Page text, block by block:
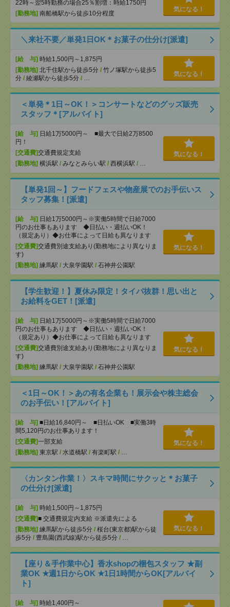
22時～翌5時勤務の場合25％割増：時給1750円
[勤務地] 南船橋駅から徒歩10分程度
気になる！
＼来社不要／単発1日OK＊お菓子の仕分け[派遣]
[給 与] 時給1,500円～1,875円
[勤務地] 北千住駅から徒歩5分 / 竹ノ塚駅から徒歩5
分 / 綾瀬駅から徒歩5分 / …
気になる！
＜単発＊1日～OK！＞コンサートなどのグッズ販売
スタッフ＊[アルバイト]
[給 与] 日給1万5000円～ ■最大で日給2万8500
円！
[交通費]交通費規定支給
[勤務地] 横浜駅 / みなとみらい駅 / 西横浜駅 / …
気になる！
【単発1回～】フードフェスや物産展でのお手伝いス
タッフ募集！[派遣]
[給 与] 日給1万5000円～※実働5時間で日給7000
円のお仕事もあります ◆日払い・週払いOK！
（規定あり）◆お仕事によって日給も異なります
[交通費]交通費別途支給あり(勤務地により異なりま
す)
[勤務地] 練馬駅 / 大泉学園駅 / 石神井公園駅
気になる！
【学生歓迎！】夏休み限定！タイパ抜群！思い出と
お給料をGET！[派遣]
[給 与] 日給1万5000円～※実働5時間で日給7000
円のお仕事もあります ◆日払い・週払いOK！
（規定あり）◆お仕事によって日給も異なります
[交通費]交通費別途支給あり(勤務地により異なりま
す)
[勤務地] 練馬駅 / 大泉学園駅 / 石神井公園駅
気になる！
＜1日～OK！＞あの有名企業も！展示会や株主総会
のお手伝い！[アルバイト]
[給 与] ■日給16,840円～ ■日払いOK ■実働3時
間5,120円のお仕事あります！
[交通費]一部支給
[勤務地] 東京駅 / 水道橋駅 / 有楽町駅 / …
気になる！
〈カンタン作業！〉スキマ時間にサクッと＊お菓子
の仕分け[派遣]
[給 与] 時給1,500円～1,875円
[交通費]■ 交通費規定内支給 ※派遣先による
[勤務地] 練馬駅から徒歩5分 / 桜台(東京都)駅から徒
歩5分 / 豊島園(西武線)駅から徒歩5分 / …
気になる！
【座り＆手作業中心】香水shopの梱包スタッフ ★副
業OK ★週1日からOK ★1日1時間からOK[アルバイ
ト]
[給 与] 時給1,400円～